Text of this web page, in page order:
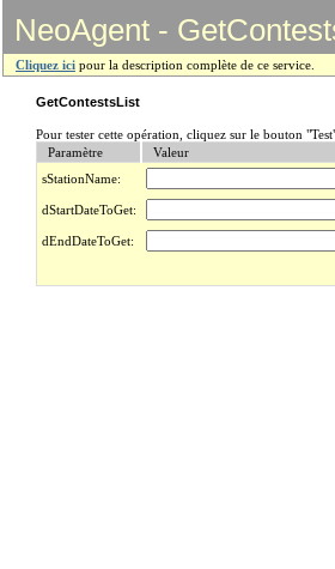
NeoAgent -
Cliquez ici pour la description complète de ce service.
GetContestsList
Pour tester cette opération, cliquez sur le bouton
Paramètre
Valeur
sStationName:
dStartDateToGet:
dEndDateToGet: